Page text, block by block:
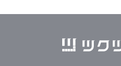
【東京ビッグサイト